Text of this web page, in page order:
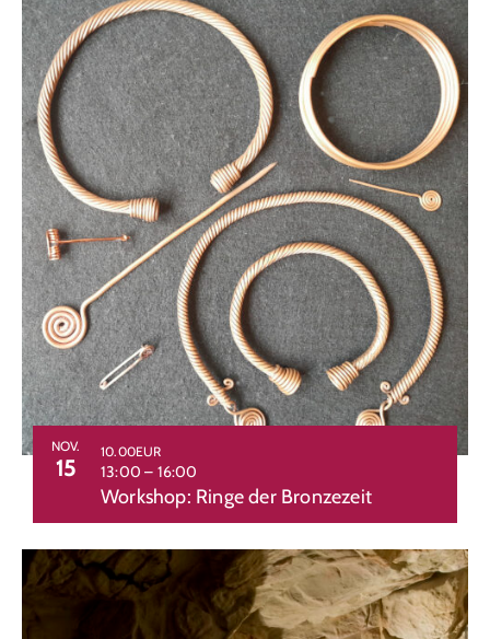
NOV.
15
Workshop: Ringe der Bronzezeit
13:00– 16:00
10.00EUR